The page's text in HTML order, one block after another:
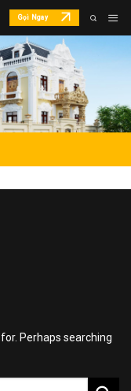
Gọi Ngay
Perhaps searching